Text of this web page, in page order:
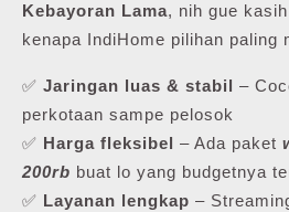
Kebayoran Lama, nih gue
kenapa IndiHome pilihan paling
✅ Jaringan luas & stabil –
perkotaan sampe pelosok
✅ Harga fleksibel – Ada paket
200rb buat lo yang budgetnya
✅ Layanan lengkap –